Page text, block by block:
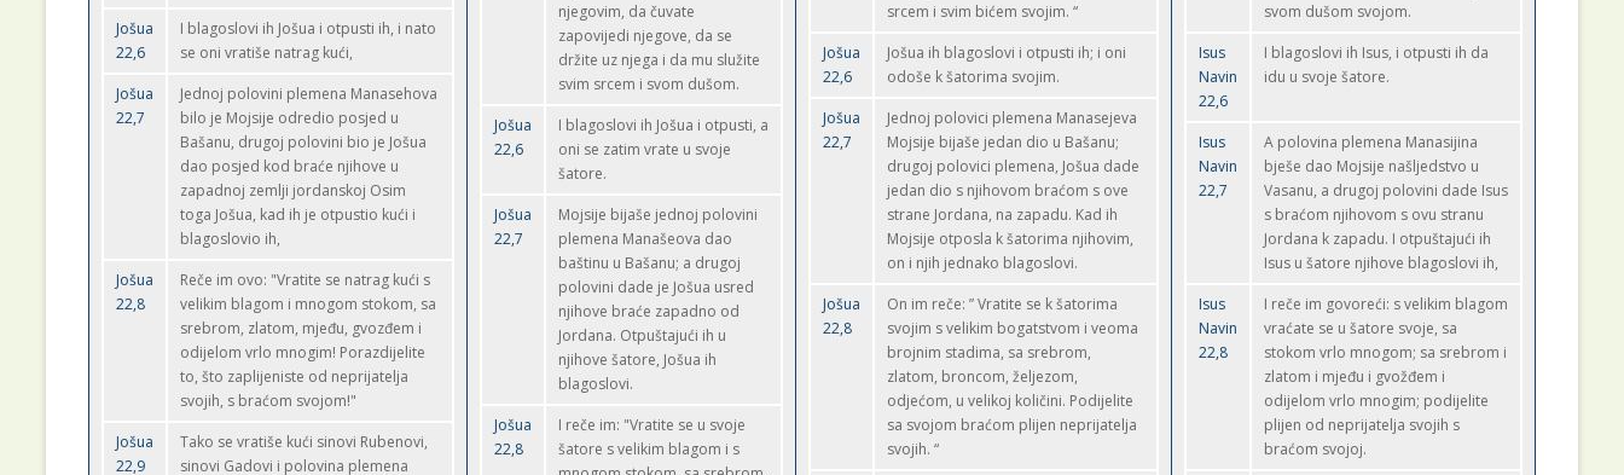
Jošua
22,6
I blagoslovi ih Jošua i otpusti ih, i nato
se oni vratiše natrag kući,
Jošua
22,7
Jednoj polovini plemena Manasehova
bilo je Mojsije odredio posjed u
Bašanu, drugoj polovini bio je Jošua
dao posjed kod braće njihove u
zapadnoj zemlji jordanskoj Osim
toga Jošua, kad ih je otpustio kući i
blagoslovio ih,
Jošua
22,8
Reče im ovo: "Vratite se natrag kući s
velikim blagom i mnogom stokom, sa
srebrom, zlatom, mjeđu, gvozđem i
odijelom vrlo mnogim! Porazdijelite
to, što zaplijeniste od neprijatelja
svojih, s braćom svojom!"
Jošua
22,9
Tako se vratiše kući sinovi Rubenovi,
sinovi Gadovi i polovina plemena
njegovim, da čuvate
zapovijedi njegove, da se
držite uz njega i da mu služite
svim srcem i svom dušom.
Jošua
22,6
I blagoslovi ih Jošua i otpusti, a
oni se zatim vrate u svoje
šatore.
Jošua
22,7
Mojsije bijaše jednoj polovini
plemena Manašeova dao
baštinu u Bašanu; a drugoj
polovini dade je Jošua usred
njihove braće zapadno od
Jordana. Otpuštajući ih u
njihove šatore, Jošua ih
blagoslovi.
Jošua
22,8
I reče im: "Vratite se u svoje
šatore s velikim blagom i s
srcem i svim bićem svojim. “
Jošua
22,6
Jošua ih blagoslovi i otpusti ih; i oni
odoše k šatorima svojim.
Jošua
22,7
Jednoj polovici plemena Manasejeva
Mojsije bijaše jedan dio u Bašanu;
drugoj polovici plemena, Jošua dade
jedan dio s njihovom braćom s ove
strane Jordana, na zapadu. Kad ih
Mojsije otposla k šatorima njihovim,
on i njih jednako blagoslovi.
Jošua
22,8
On im reče: ” Vratite se k šatorima
svojim s velikim bogatstvom i veoma
brojnim stadima, sa srebrom,
zlatom, broncom, željezom,
odjećom, u velikoj količini. Podijelite
sa svojom braćom plijen neprijatelja
svojih. “
svom dušom svojom.
Isus
Navin
22,6
I blagoslovi ih Isus, i otpusti ih da
idu u svoje šatore.
Isus
Navin
22,7
A polovina plemena Manasijina
bješe dao Mojsije našljedstvo u
Vasanu, a drugoj polovini dade Isus
s braćom njihovom s ovu stranu
Jordana k zapadu. I otpuštajući ih
Isus u šatore njihove blagoslovi ih,
Isus
Navin
22,8
I reče im govoreći: s velikim blagom
vraćate se u šatore svoje, sa
stokom vrlo mnogom; sa srebrom i
zlatom i mjeđu i gvožđem i
odijelom vrlo mnogim; podijelite
plijen od neprijatelja svojih s
braćom svojoj.